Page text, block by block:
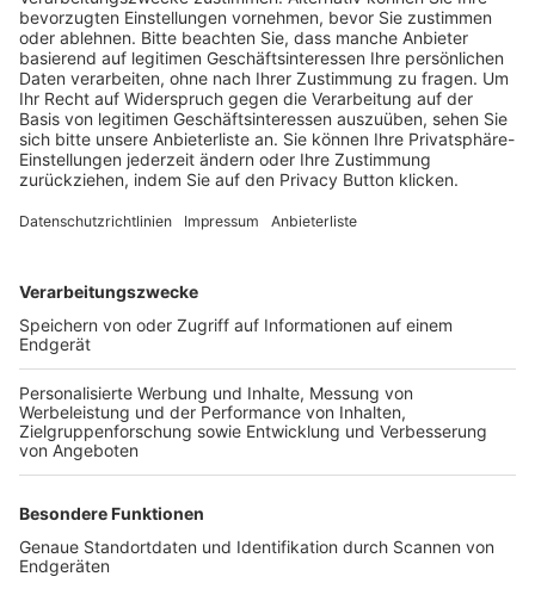
Schulungsangebot Vereinsmitarbeiter
BFV-Geschäftsstellen
Trainerbörse
Login SpielPlus
FOLGE DEM BFV
TOP-VEREINE
TOP-PARTNER